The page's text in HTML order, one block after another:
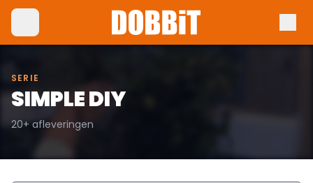
SERIE
SIMPLE DIY
20+ afleveringen